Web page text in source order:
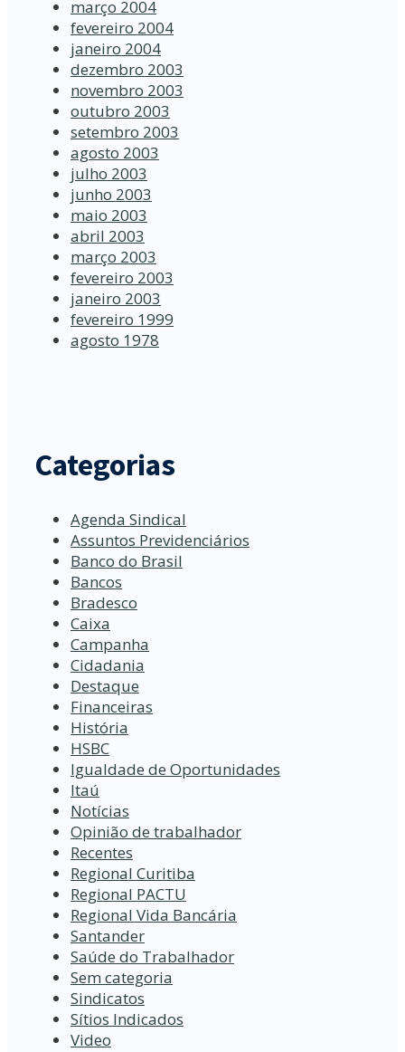
março 2004
fevereiro 2004
janeiro 2004
dezembro 2003
novembro 2003
outubro 2003
setembro 2003
agosto 2003
julho 2003
junho 2003
maio 2003
abril 2003
março 2003
fevereiro 2003
janeiro 2003
fevereiro 1999
agosto 1978
Categorias
Agenda Sindical
Assuntos Previdenciários
Banco do Brasil
Bancos
Bradesco
Caixa
Campanha
Cidadania
Destaque
Financeiras
História
HSBC
Igualdade de Oportunidades
Itaú
Notícias
Opinião de trabalhador
Recentes
Regional Curitiba
Regional PACTU
Regional Vida Bancária
Santander
Saúde do Trabalhador
Sem categoria
Sindicatos
Sítios Indicados
Video